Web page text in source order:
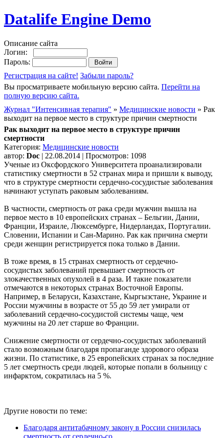
Datalife Engine Demo
Описание сайта
Логин:
Пароль:
Регистрация на сайте! Забыли пароль?
Вы просматриваете мобильную версию сайта. Перейти на
полную версию сайта.
Журнал "Интенсивная терапия" » Медицинские новости » Рак
выходит на первое место в структуре причин смертности
Рак выходит на первое место в структуре причин
смертности
Категория: Медицинские новости
автор: Doc | 22.08.2014 | Просмотров: 1098
Ученые из Оксфордского Университета проанализировали
статистику смертности в 52 странах мира и пришли к выводу,
что в структуре смертности сердечно-сосудистые заболевания
начинают уступать раковым заболеваниям.
В частности, смертность от рака среди мужчин вышла на
первое место в 10 европейских странах – Бельгии, Дании,
Франции, Израиле, Люксембурге, Нидерландах, Португалии.
Словении, Испании и Сан-Марино. Рак как причина смерти
среди женщин регистрируется пока только в Дании.
В тоже время, в 15 странах смертность от сердечно-
сосудистых заболеваний превышает смертность от
злокачественных опухолей в 4 раза. И такие показатели
отмечаются в некоторых странах Восточной Европы.
Например, в Беларуси, Казахстане, Кыргызстане, Украине и
России мужчины в возрасте от 55 до 59 лет умирали от
заболеваний сердечно-сосудистой системы чаще, чем
мужчины на 20 лет старше во Франции.
Снижение смертности от сердечно-сосудистых заболеваний
стало возможным благодаря пропаганде здорового образа
жизни. По статистике, в 25 европейских странах за последние
5 лет смертность среди людей, которые попали в больницу с
инфарктом, сократилась на 5 %.
Другие новости по теме:
Благодаря антитабачному закону в России снизилась
смертность от сердечно-со ...